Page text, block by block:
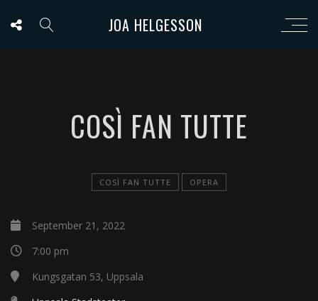
JOA HELGESSON
COSÌ FAN TUTTE
COSÌ FAN TUTTE OPERA
September 21, 2022
7:00 pm
Kungsgatan 53, Uppsala